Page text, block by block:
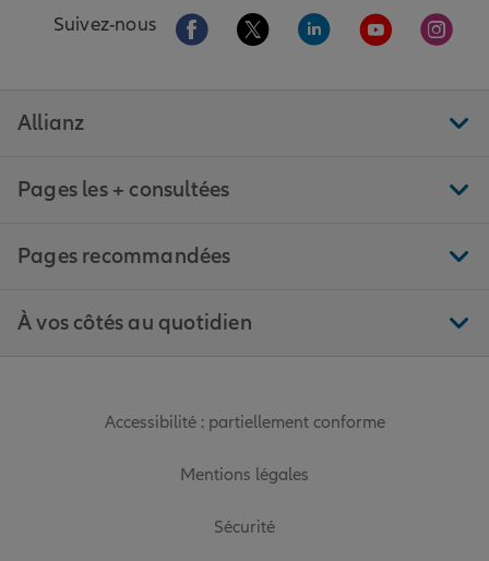
Suivez-nous Aller sur la page Facebook de Allianz
Aller sur la page Twitter de
Aller sur la page
Aller sur la
Aller
Allianz
Pages les + consultées
Pages recommandées
À vos côtés au quotidien
Accessibilité : partiellement conforme
Mentions légales
Sécurité